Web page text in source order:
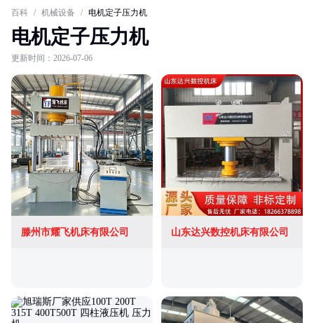
百科 / 机械设备 / 电机定子压力机
电机定子压力机
更新时间：2026-07-06
滕州市耀飞机床有限公司 山东达兴数控机床有限公司